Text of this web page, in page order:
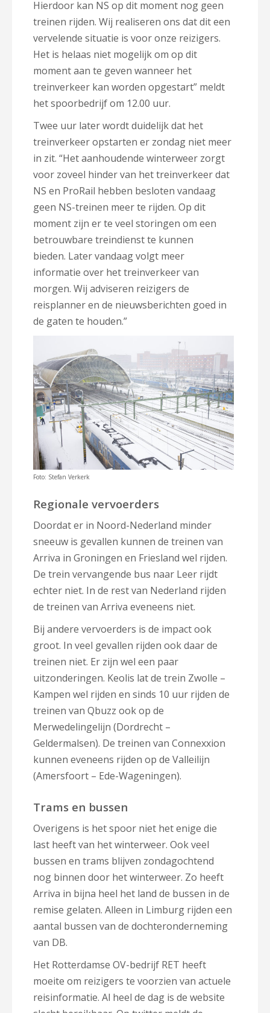
Hierdoor kan NS op dit moment nog geen
treinen rijden. Wij realiseren ons dat dit een
vervelende situatie is voor onze reizigers.
Het is helaas niet mogelijk om op dit
moment aan te geven wanneer het
treinverkeer kan worden opgestart” meldt
het spoorbedrijf om 12.00 uur.
Twee uur later wordt duidelijk dat het
treinverkeer opstarten er zondag niet meer
in zit. “Het aanhoudende winterweer zorgt
voor zoveel hinder van het treinverkeer dat
NS en ProRail hebben besloten vandaag
geen NS-treinen meer te rijden. Op dit
moment zijn er te veel storingen om een
betrouwbare treindienst te kunnen
bieden. Later vandaag volgt meer
informatie over het treinverkeer van
morgen. Wij adviseren reizigers de
reisplanner en de nieuwsberichten goed in
de gaten te houden.”
Foto: Stefan Verkerk
Regionale vervoerders
Doordat er in Noord-Nederland minder
sneeuw is gevallen kunnen de treinen van
Arriva in Groningen en Friesland wel rijden.
De trein vervangende bus naar Leer rijdt
echter niet. In de rest van Nederland rijden
de treinen van Arriva eveneens niet.
Bij andere vervoerders is de impact ook
groot. In veel gevallen rijden ook daar de
treinen niet. Er zijn wel een paar
uitzonderingen. Keolis lat de trein Zwolle –
Kampen wel rijden en sinds 10 uur rijden de
treinen van Qbuzz ook op de
Merwedelingelijn (Dordrecht –
Geldermalsen). De treinen van Connexxion
kunnen eveneens rijden op de Valleilijn
(Amersfoort – Ede-Wageningen).
Trams en bussen
Overigens is het spoor niet het enige die
last heeft van het winterweer. Ook veel
bussen en trams blijven zondagochtend
nog binnen door het winterweer. Zo heeft
Arriva in bijna heel het land de bussen in de
remise gelaten. Alleen in Limburg rijden een
aantal bussen van de dochteronderneming
van DB.
Het Rotterdamse OV-bedrijf RET heeft
moeite om reizigers te voorzien van actuele
reisinformatie. Al heel de dag is de website